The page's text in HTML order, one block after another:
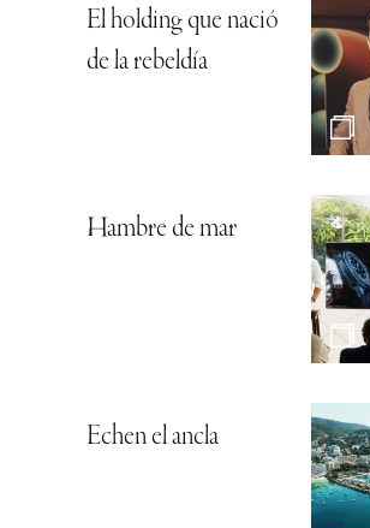
El holding que nació
de la rebeldía
Hambre de mar
Echen el ancla